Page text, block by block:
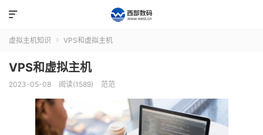

虚拟主机知识  VPS和虚拟主机
VPS和虚拟主机
2023-05-08 阅读(1589) 范范